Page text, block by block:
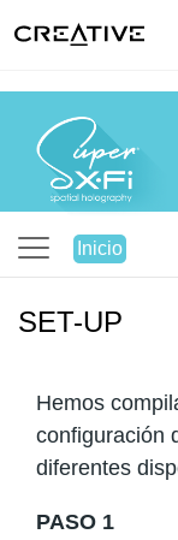
Inicio
SET-UP
Hemos
configuración
diferentes
PASO 1